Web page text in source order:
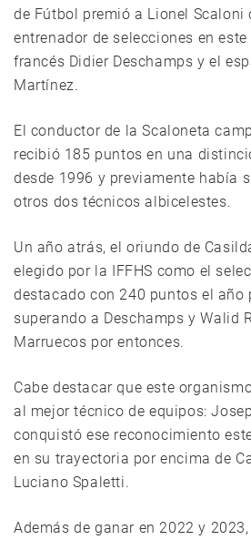
de Fútbol premió a Lionel Scaloni
entrenador de selecciones en
francés Didier Deschamps y el
Martínez.
El conductor de la Scaloneta
recibió 185 puntos en una
desde 1996 y previamente había
otros dos técnicos albicelestes.
Un año atrás, el oriundo de
elegido por la IFFHS como el
destacado con 240 puntos el año
superando a Deschamps y Walid
Marruecos por entonces.
Cabe destacar que este
al mejor técnico de equipos:
conquistó ese reconocimiento
en su trayectoria por encima de
Luciano Spaletti.
Además de ganar en 2022 y